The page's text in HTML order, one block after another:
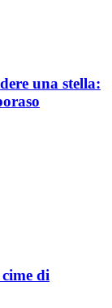
una stella:
di